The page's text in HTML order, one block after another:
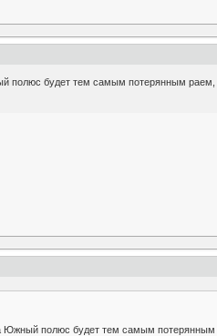
полюс будет тем самым потерянным
Южный полюс будет тем самым